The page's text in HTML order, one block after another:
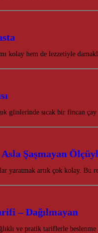
kolay hem de lezzetiyle
günlerinde sıcak bir fincan
Asla Şaşmayan
yaratmak artık çok kolay.
– Dağılmayan
ve pratik tariflerle